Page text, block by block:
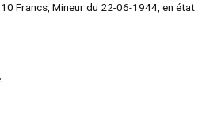
Francs, Mineur du 22-06-1944, en état